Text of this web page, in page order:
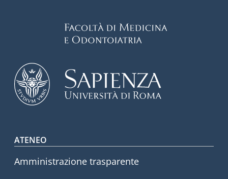
Footer menu
ATENEO
Amministrazione trasparente